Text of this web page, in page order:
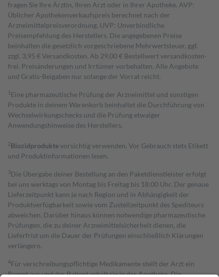
fragen Sie Ihre Ärztin, Ihren Arzt oder in Ihrer Apotheke. AVP:
Üblicher Apothekenverkaufspreis berechnet nach der
Arzneimittelpreisverordnung. UVP: Unverbindliche
Preisempfehlung des Herstellers. Die angegebenen Preise
beinhalten die gesetzlich vorgeschriebene Mehrwertsteuer, ggf.
zzgl. 3,95 € Versandkosten. Ab 29,00 € Bestell­wert versand­kosten­
frei. Preisänderungen und Irrtümer vorbehalten. Alle Angebote
und Gratis-Beigaben nur solange der Vorrat reicht.
1 Eine pharmazeutische Prüfung der Arzneimittel und sonstigen
Produkte in deinem Warenkorb beinhaltet die Durchführung von
Wechselwirkungschecks und die Prüfung etwaiger
Anwendungshinweise des Herstellers.
2Biozidproduktevorsichtig verwenden. Vor Gebrauch stets Etikett
und Produktinformationen lesen.
3Die Übergabe deiner Bestellung an den Paketdienstleister erfolgt
bei uns werktags von Montag bis Freitag bis 18:00 Uhr. Der genaue
Lieferzeitpunkt kann je nach Region und in Abhängigkeit der
Produktverfügbarkeit sowie vom Zustellzeitpunkt des Spediteurs
abweichen. Darüber hinaus können notwendige pharmazeutische
Prüfungen, die zu deiner Arzneimittelsicherheit dienen, die
Lieferfrist um die Dauer der Prüfungen einschließlich Klärungen
verlängern.
4Für verschreibungspflichtige Medikamente stellt der Arzt ein
Rezept aus und der Patient erhält sie in der Apotheke. Die